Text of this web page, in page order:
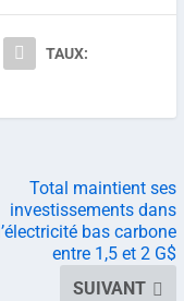
TAUX:
Total maintient ses
investissements dans
l’électricité bas carbone
entre 1,5 et 2 G$
SUIVANT